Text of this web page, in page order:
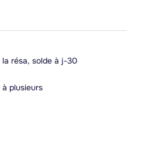
la résa, solde à j-30
à plusieurs